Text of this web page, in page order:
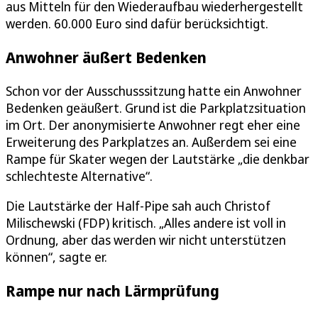
aus Mitteln für den Wiederaufbau wiederhergestellt
werden. 60.000 Euro sind dafür berücksichtigt.
Anwohner äußert Bedenken
Schon vor der Ausschusssitzung hatte ein Anwohner
Bedenken geäußert. Grund ist die Parkplatzsituation
im Ort. Der anonymisierte Anwohner regt eher eine
Erweiterung des Parkplatzes an. Außerdem sei eine
Rampe für Skater wegen der Lautstärke „die denkbar
schlechteste Alternative“.
Die Lautstärke der Half-Pipe sah auch Christof
Milischewski (FDP) kritisch. „Alles andere ist voll in
Ordnung, aber das werden wir nicht unterstützen
können“, sagte er.
Rampe nur nach Lärmprüfung